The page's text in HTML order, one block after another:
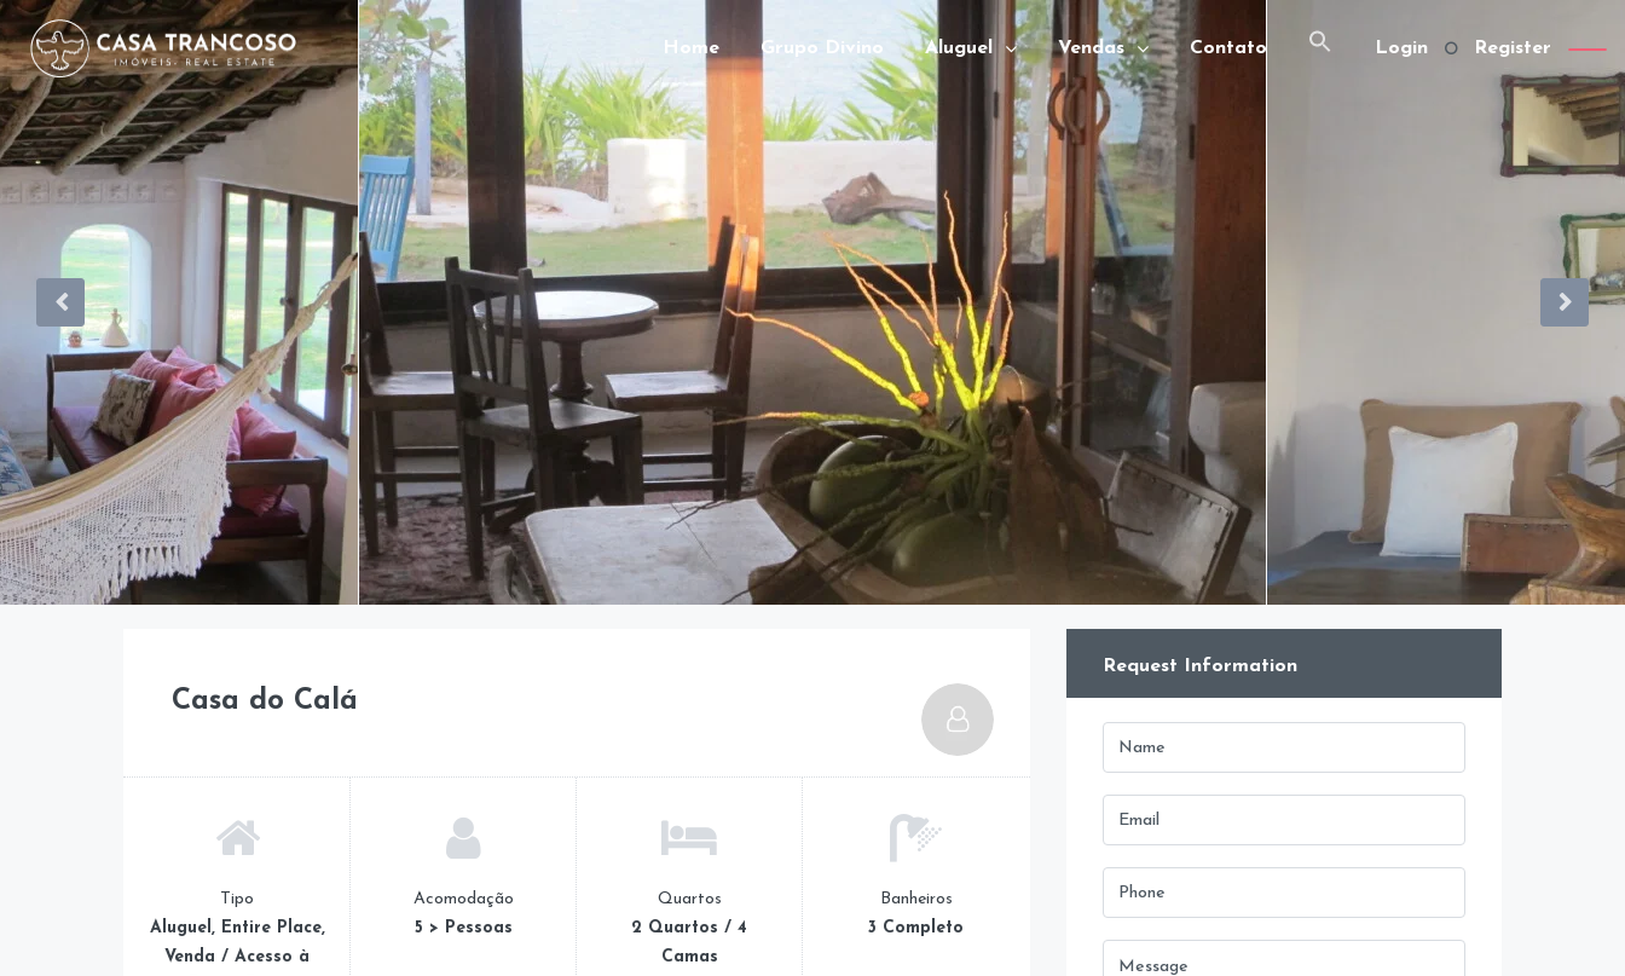
Home Grupo Divino Aluguel Vendas Contato Login Register
Casa do Calá
Tipo
Aluguel, Entire Place,
Venda / Acesso à
Acomodação
5 > Pessoas
Quartos
2 Quartos / 4
Camas
Banheiros
3 Completo
Request Information